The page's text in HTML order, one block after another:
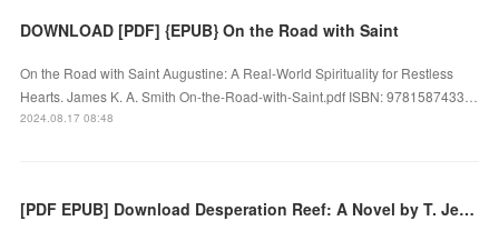
DOWNLOAD [PDF] {EPUB} On the Road with Saint
On the Road with Saint Augustine: A Real-World Spirituality for Restless
Hearts. James K. A. Smith On-the-Road-with-Saint.pdf ISBN: 9781587433…
2024.08.17 08:48
[PDF EPUB] Download Desperation Reef: A Novel by T. Jefferson Parker Full Book